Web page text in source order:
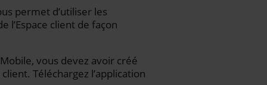
permet d’utiliser les
l’Espace client de façon
vous devez avoir créé
Téléchargez l’application